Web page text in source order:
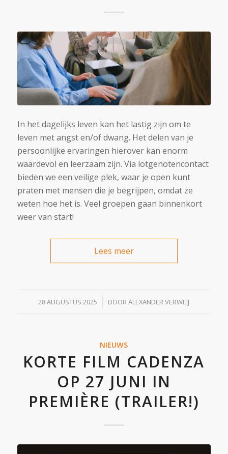
In het dagelijks leven kan het lastig zijn om te
leven met angst en/of dwang. Het delen van je
persoonlijke ervaringen hierover kan enorm
waardevol en leerzaam zijn. Via lotgenotencontact
bieden we een veilige plek, waar je open kunt
praten met mensen die je begrijpen, omdat ze
weten hoe het is. Veel groepen gaan binnenkort
weer van start!
Lees meer
28 AUGUSTUS 2025
/ DOORALEXANDER VERWEIJ
NIEUWS
KORTE FILM CADENZA
OP 27 JUNI IN
PREMIÈRE (TRAILER!)